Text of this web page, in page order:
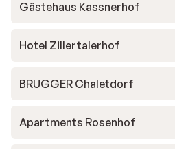
Gästehaus Kassnerhof
Hotel Zillertalerhof
BRUGGER Chaletdorf
Apartments Rosenhof